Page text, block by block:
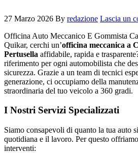
27 Marzo 2026 By redazione Lascia un
Officina Auto Meccanico E Gommista
Quikar, cerchi un’officina meccanica a
Pertusella affidabile, rapida e
riferimento per ogni automobilista che
sicurezza. Grazie a un team di tecnici
generazione, ci occupiamo della
straordinaria del tuo veicolo a 360 gradi.
I Nostri Servizi Specializzati
Siamo consapevoli di quanto la tua auto
quotidiana e il lavoro. Per questo
interventi: